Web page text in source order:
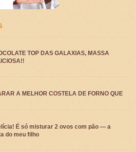
TOP DAS GALAXIAS, MASSA
A MELHOR COSTELA DE FORNO QUE
É só misturar 2 ovos com pão — a
do meu filho